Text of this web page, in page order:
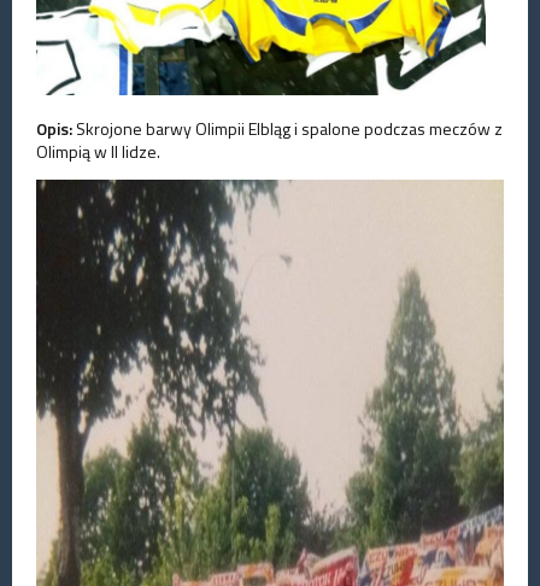
Opis:Skrojone barwy Olimpii Elbląg i spalone podczas meczów z
Olimpią w II lidze.